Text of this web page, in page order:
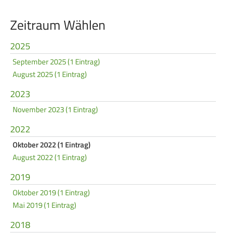
Zeitraum Wählen
2025
September 2025 (1 Eintrag)
August 2025 (1 Eintrag)
2023
November 2023 (1 Eintrag)
2022
Oktober 2022 (1 Eintrag)
August 2022 (1 Eintrag)
2019
Oktober 2019 (1 Eintrag)
Mai 2019 (1 Eintrag)
2018
Ehrungen
Service
SPORT
Schützensport
Bogen
Senioren-Auflage
Kader
RWK
Schützen Jugend
Sommerbiathlon
DAMEN